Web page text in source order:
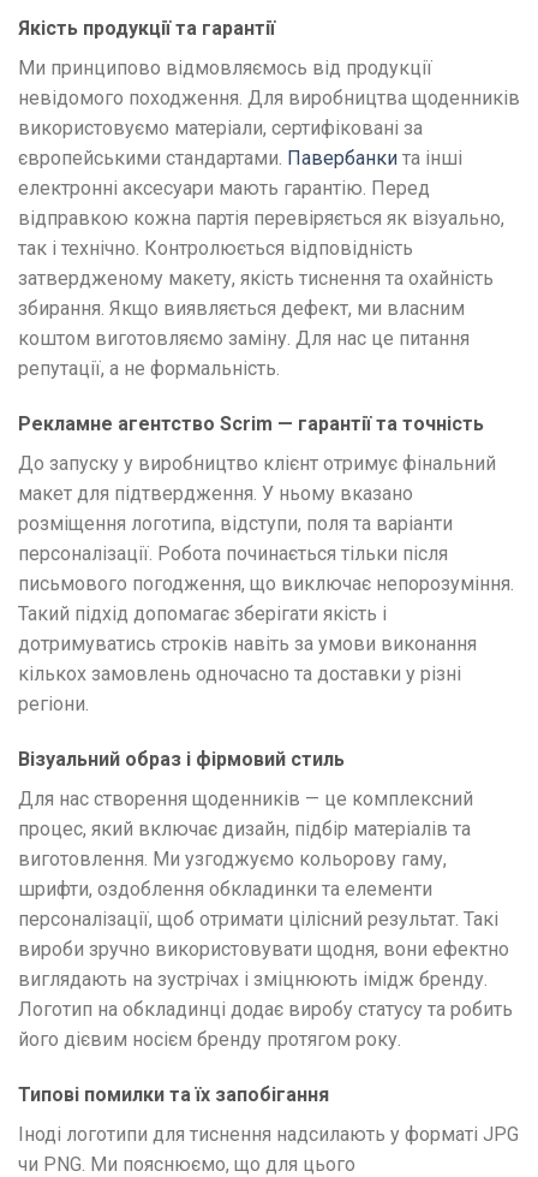
Якість продукції та гарантії
Ми принципово відмовляємось від продукції
невідомого походження. Для виробництва щоденників
використовуємо матеріали, сертифіковані за
європейськими стандартами. Павербанки та інші
електронні аксесуари мають гарантію. Перед
відправкою кожна партія перевіряється як візуально,
так і технічно. Контролюється відповідність
затвердженому макету, якість тиснення та охайність
збирання. Якщо виявляється дефект, ми власним
коштом виготовляємо заміну. Для нас це питання
репутації, а не формальність.
Рекламне агентство Scrim — гарантії та точність
До запуску у виробництво клієнт отримує фінальний
макет для підтвердження. У ньому вказано
розміщення логотипа, відступи, поля та варіанти
персоналізації. Робота починається тільки після
письмового погодження, що виключає непорозуміння.
Такий підхід допомагає зберігати якість і
дотримуватись строків навіть за умови виконання
кількох замовлень одночасно та доставки у різні
регіони.
Візуальний образ і фірмовий стиль
Для нас створення щоденників — це комплексний
процес, який включає дизайн, підбір матеріалів та
виготовлення. Ми узгоджуємо кольорову гаму,
шрифти, оздоблення обкладинки та елементи
персоналізації, щоб отримати цілісний результат. Такі
вироби зручно використовувати щодня, вони ефектно
виглядають на зустрічах і зміцнюють імідж бренду.
Логотип на обкладинці додає виробу статусу та робить
його дієвим носієм бренду протягом року.
Типові помилки та їх запобігання
Іноді логотипи для тиснення надсилають у форматі JPG
чи PNG. Ми пояснюємо, що для цього